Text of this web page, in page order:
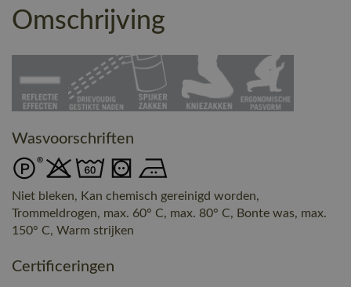
Omschrijving
Wasvoorschriften
Niet bleken, Kan chemisch gereinigd worden,
Trommeldrogen, max. 60° C, max. 80° C, Bonte was, max.
150° C, Warm strijken
Certificeringen